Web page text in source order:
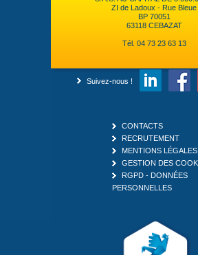
ZI de Ladoux - Rue Bleue
BP 70051
63118 CEBAZAT
Tél. 04 73 23 63 13
Suivez-nous !
CONTACTS
RECRUTEMENT
MENTIONS LÉGALES
GESTION DES
RGPD - DONNÉES
PERSONNELLES